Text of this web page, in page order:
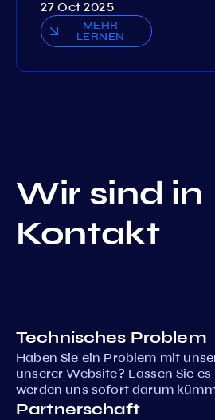
27 Oct 2025
MEHR
LERNEN
Wir sind in
Kontakt
Technisches Problem
Haben Sie ein Problem mit
unserer Website? Lassen Sie
werden uns sofort darum
Partnerschaft